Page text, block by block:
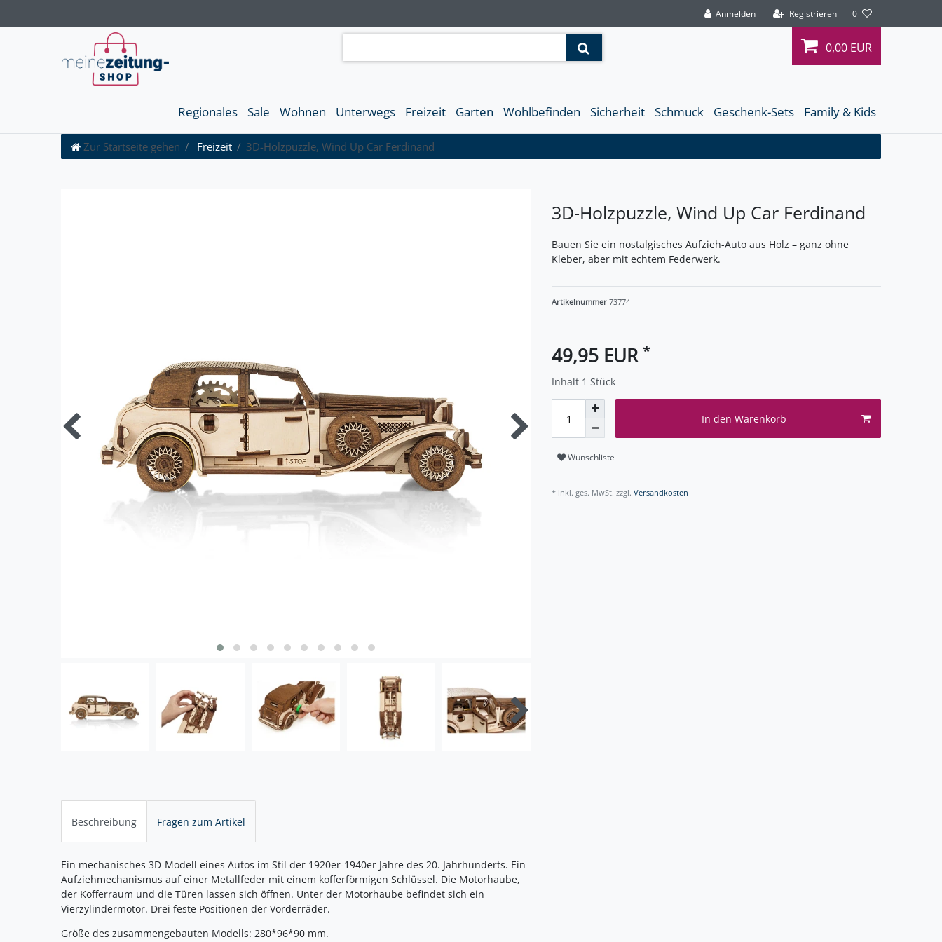
Anmelden Registrieren 0
0,00 EUR
Regionales Sale Wohnen Unterwegs Freizeit Garten Wohlbefinden Sicherheit Schmuck Geschenk-Sets Family & Kids
Zur Startseite gehen Freizeit 3D-Holzpuzzle, Wind Up Car Ferdinand
3D-Holzpuzzle, Wind Up Car Ferdinand
Bauen Sie ein nostalgisches Aufzieh-Auto aus Holz – ganz ohne
Kleber, aber mit echtem Federwerk.
Artikelnummer 73774
49,95 EUR *
Inhalt 1 Stück
In den Warenkorb
Wunschliste
* inkl. ges. MwSt. zzgl. Versandkosten
Beschreibung Fragen zum Artikel
Ein mechanisches 3D-Modell eines Autos im Stil der 1920er-1940er Jahre des 20. Jahrhunderts. Ein
Aufziehmechanismus auf einer Metallfeder mit einem kofferförmigen Schlüssel. Die Motorhaube,
der Kofferraum und die Türen lassen sich öffnen. Unter der Motorhaube befindet sich ein
Vierzylindermotor. Drei feste Positionen der Vorderräder.
Größe des zusammengebauten Modells: 280*96*90 mm.